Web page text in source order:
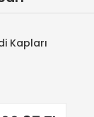
Kapları